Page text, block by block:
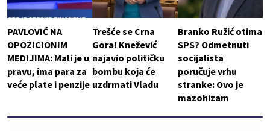
PAVLOVIĆ NA
OPOZICIONIM
MEDIJIMA: Mali je u
pravu, ima para za
veće plate i penzije
Trešće se Crna
Gora! Knežević
najavio političku
bombu koja će
uzdrmati Vladu
Branko Ružić otima
SPS? Odmetnuti
socijalista
poručuje vrhu
stranke: Ovo je
mazohizam